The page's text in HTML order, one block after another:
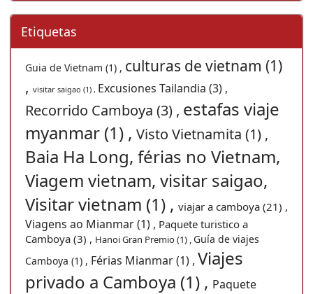
Etiquetas
Guia de Vietnam (1) , culturas de vietnam (1)
, visitar saigao (1) , Excusiones Tailandia (3) ,
Recorrido Camboya (3) , estafas viaje
myanmar (1) , Visto Vietnamita (1) ,
Baia Ha Long, férias no Vietnam,
Viagem vietnam, visitar saigao,
Visitar vietnam (1) , viajar a camboya (21) ,
Viagens ao Mianmar (1) , Paquete turistico a
Camboya (3) , Hanoi Gran Premio (1) , Guía de viajes
Camboya (1) , Férias Mianmar (1) , Viajes
privado a Camboya (1) , Paquete